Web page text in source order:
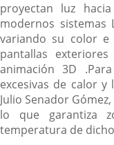
proyectan luz
modernos sistemas
variando su color e
pantallas
animación 3D
excesivas de calor
Julio Senador
lo que garantiza
temperatura de